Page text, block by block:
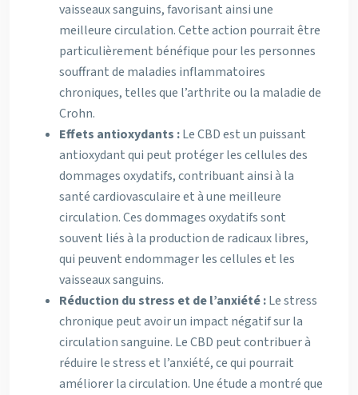
vaisseaux sanguins, favorisant ainsi une
meilleure circulation. Cette action pourrait être
particulièrement bénéfique pour les personnes
souffrant de maladies inflammatoires
chroniques, telles que l’arthrite ou la maladie de
Crohn.
Effets antioxydants :Le CBD est un puissant
antioxydant qui peut protéger les cellules des
dommages oxydatifs, contribuant ainsi à la
santé cardiovasculaire et à une meilleure
circulation. Ces dommages oxydatifs sont
souvent liés à la production de radicaux libres,
qui peuvent endommager les cellules et les
vaisseaux sanguins.
Réduction du stress et de l’anxiété :Le stress
chronique peut avoir un impact négatif sur la
circulation sanguine. Le CBD peut contribuer à
réduire le stress et l’anxiété, ce qui pourrait
améliorer la circulation. Une étude a montré que